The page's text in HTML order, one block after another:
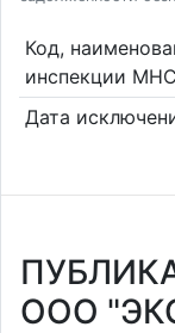
Код,
инспекции МНС
Дата
ООО